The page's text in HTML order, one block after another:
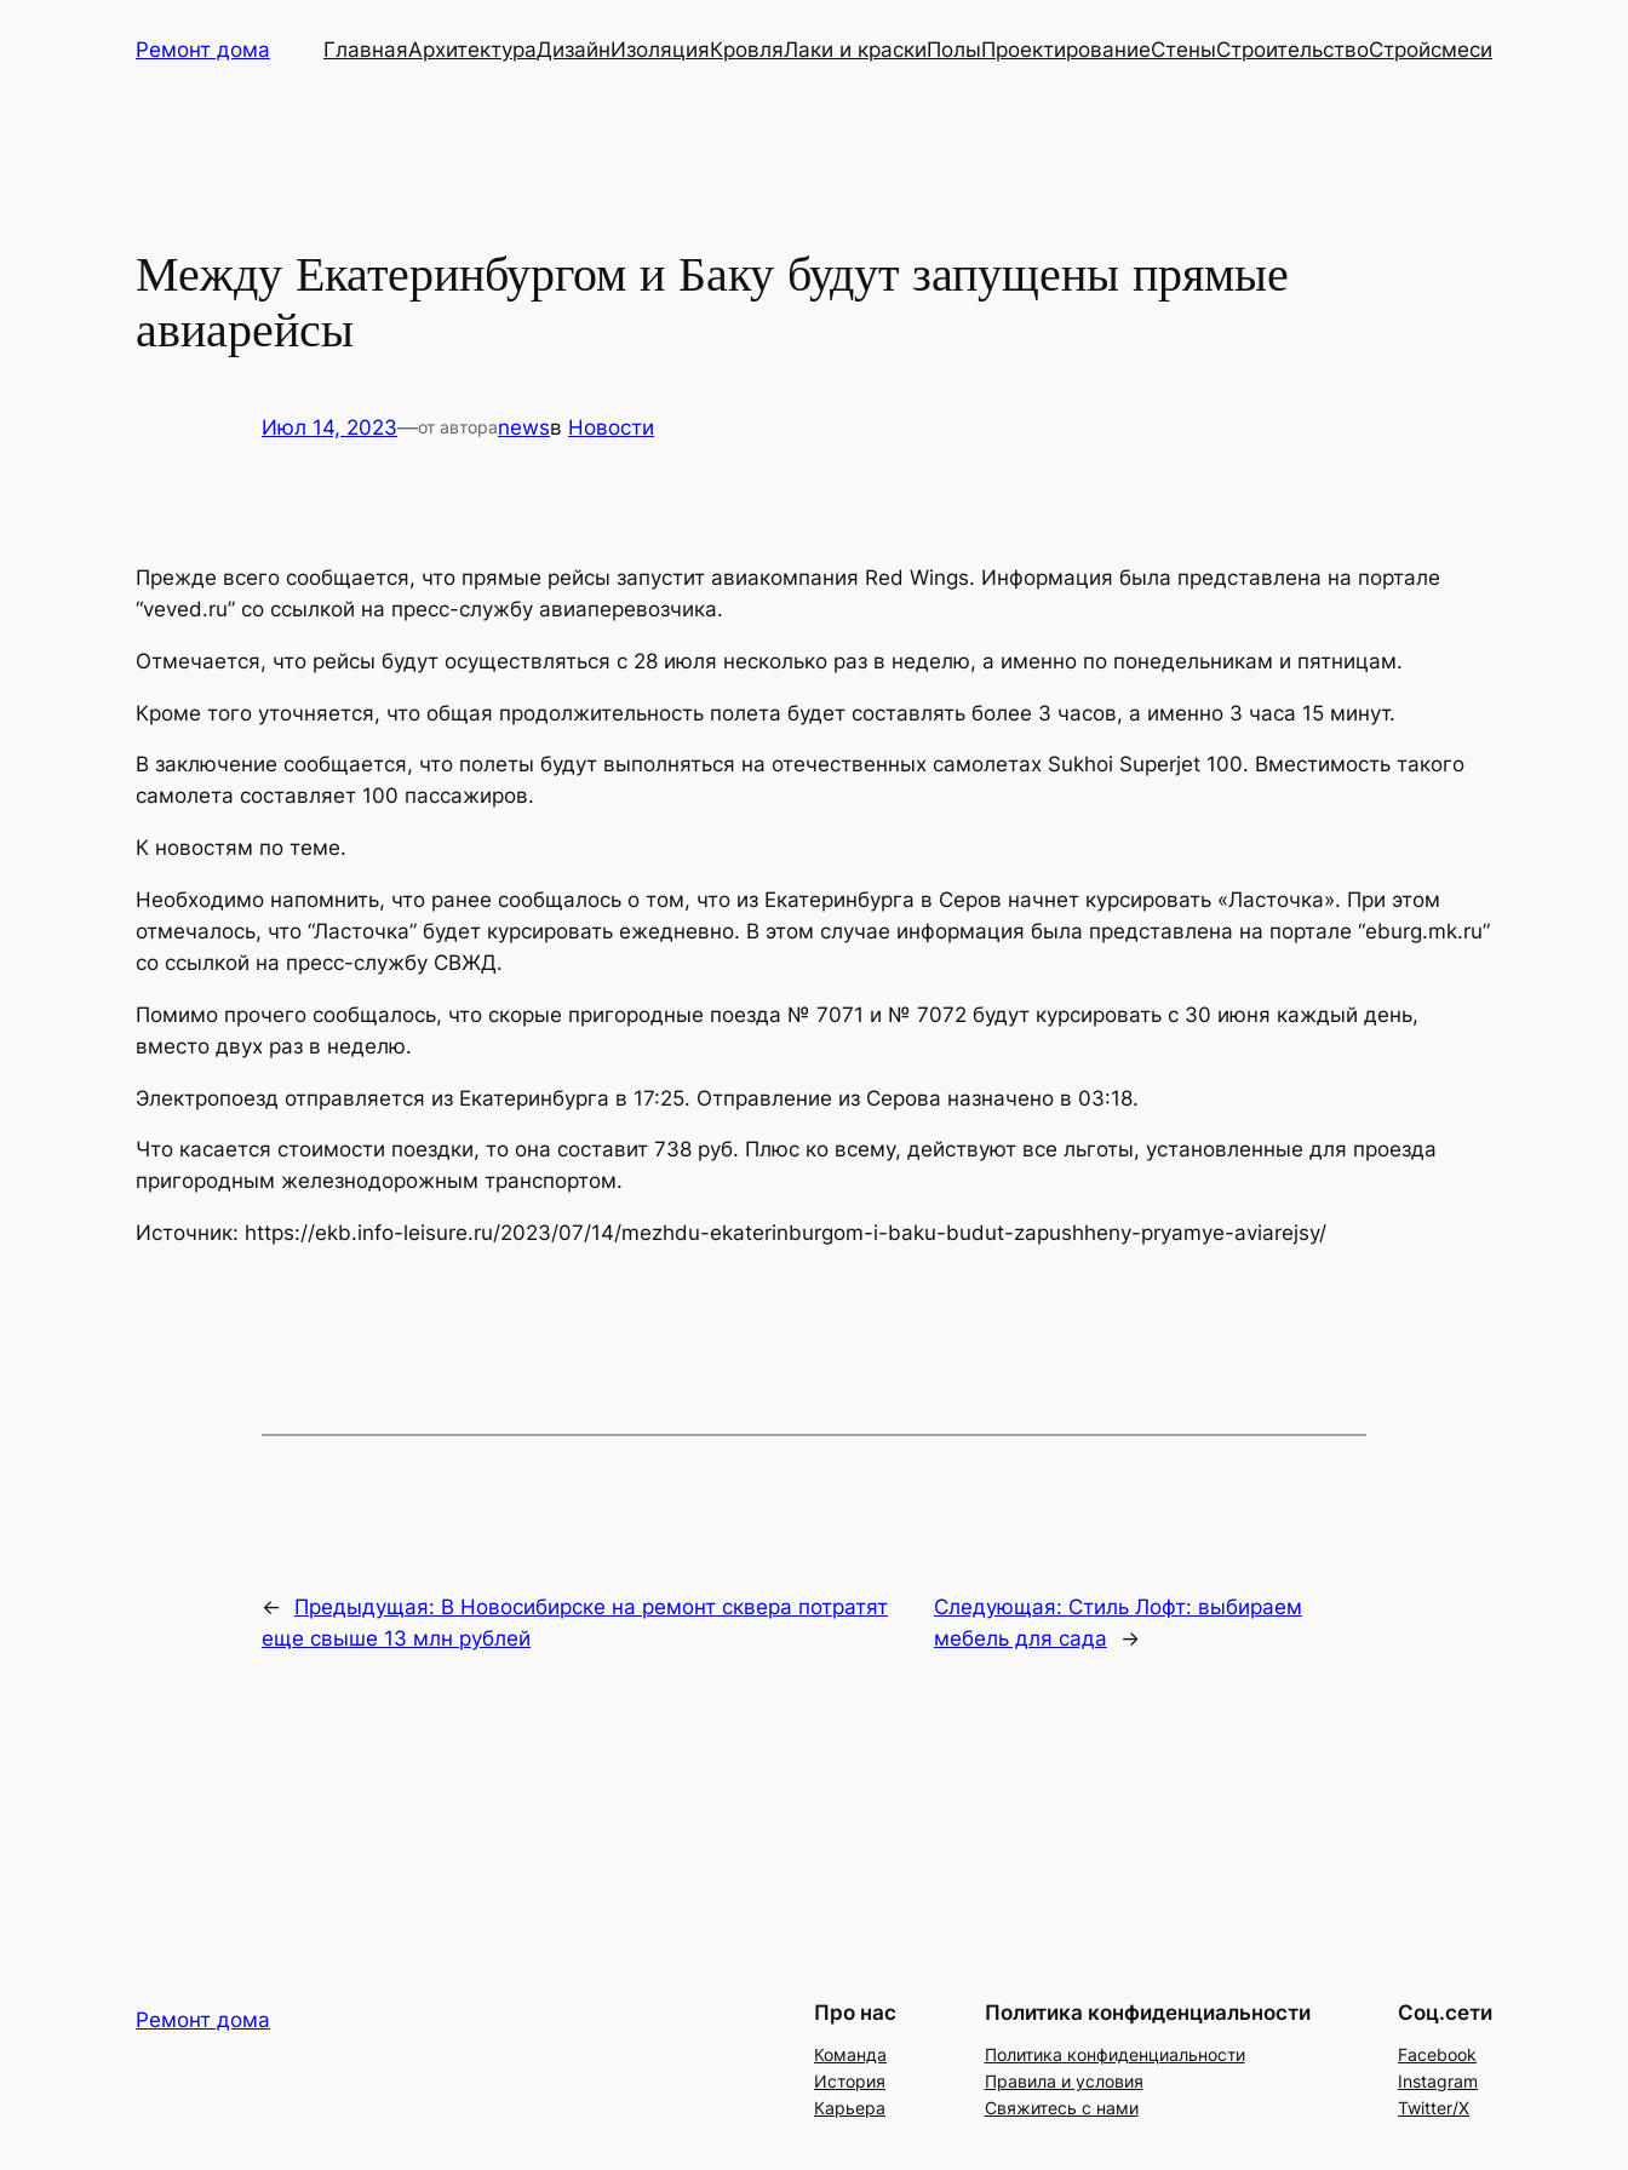
Ремонт дома ГлавнаяАрхитектураДизайнИзоляцияКровляЛаки и краскиПолыПроектированиеСтеныСтроительствоСтройсмеси
Между Екатеринбургом и Баку будут запущены прямые
авиарейсы
Июл 14, 2023—от автораnewsв Новости
Прежде всего сообщается, что прямые рейсы запустит авиакомпания Red Wings. Информация была представлена на портале
“veved.ru” со ссылкой на пресс-службу авиаперевозчика.
Отмечается, что рейсы будут осуществляться с 28 июля несколько раз в неделю, а именно по понедельникам и пятницам.
Кроме того уточняется, что общая продолжительность полета будет составлять более 3 часов, а именно 3 часа 15 минут.
В заключение сообщается, что полеты будут выполняться на отечественных самолетах Sukhoi Superjet 100. Вместимость такого
самолета составляет 100 пассажиров.
К новостям по теме.
Необходимо напомнить, что ранее сообщалось о том, что из Екатеринбурга в Серов начнет курсировать «Ласточка». При этом
отмечалось, что “Ласточка” будет курсировать ежедневно. В этом случае информация была представлена на портале “eburg.mk.ru”
со ссылкой на пресс-службу СВЖД.
Помимо прочего сообщалось, что скорые пригородные поезда № 7071 и № 7072 будут курсировать с 30 июня каждый день,
вместо двух раз в неделю.
Электропоезд отправляется из Екатеринбурга в 17:25. Отправление из Серова назначено в 03:18.
Что касается стоимости поездки, то она составит 738 руб. Плюс ко всему, действуют все льготы, установленные для проезда
пригородным железнодорожным транспортом.
Источник: https://ekb.info-leisure.ru/2023/07/14/mezhdu-ekaterinburgom-i-baku-budut-zapushheny-pryamye-aviarejsy/
← Предыдущая: В Новосибирске на ремонт сквера потратят
еще свыше 13 млн рублей
Следующая: Стиль Лофт: выбираем
мебель для сада
→
Ремонт дома Про нас
Команда
История
Карьера
Политика конфиденциальности
Политика конфиденциальности
Правила и условия
Свяжитесь с нами
Соц.сети
Facebook
Instagram
Twitter/X